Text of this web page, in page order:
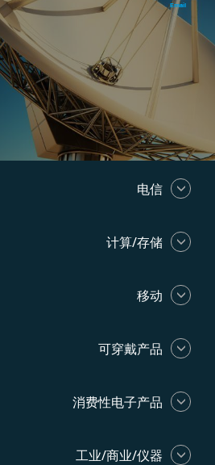
Email
电信
计算/存储
移动
可穿戴产品
消费性电子产品
工业/商业/仪器